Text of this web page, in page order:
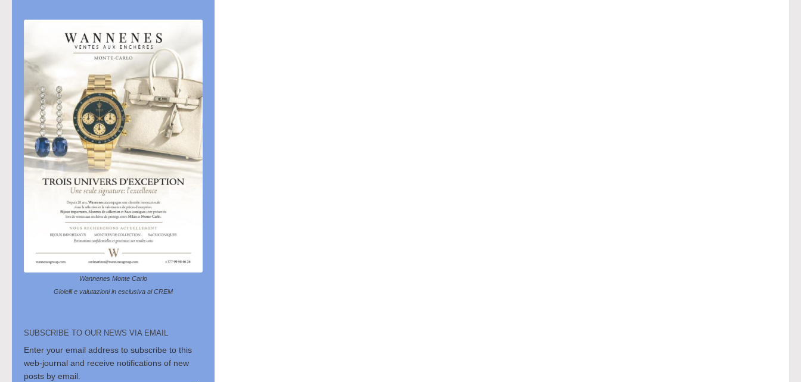
Wannenes Monte Carlo
Gioielli e valutazioni in esclusiva al CREM
SUBSCRIBE TO OUR NEWS VIA EMAIL
Enter your email address to subscribe to this
web-journal and receive notifications of new
posts by email.